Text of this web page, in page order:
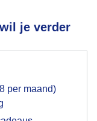
je verder
per maand)
voor het